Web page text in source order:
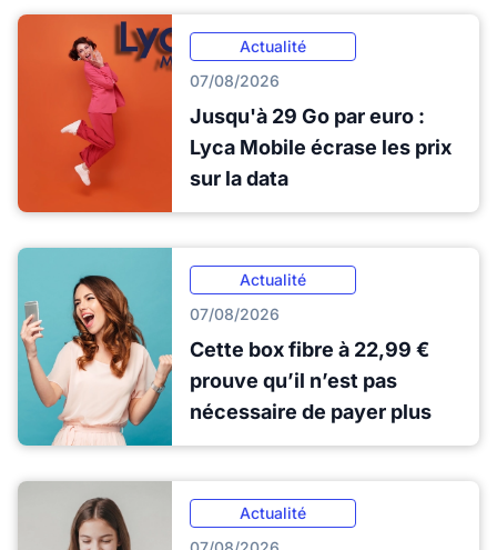
Actualité
07/08/2026
Jusqu'à 29 Go par euro :
Lyca Mobile écrase les prix
sur la data
Actualité
07/08/2026
Cette box fibre à 22,99 €
prouve qu’il n’est pas
nécessaire de payer plus
Actualité